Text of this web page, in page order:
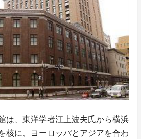
は、東洋学者江上波夫氏から横浜
核に、ヨーロッパとアジアを合わ